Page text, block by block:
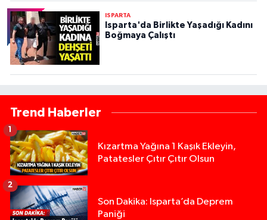
ISPARTA
Isparta'da Birlikte Yaşadığı Kadını
Boğmaya Çalıştı
Trend Haberler
Kızartma Yağına 1 Kaşık Ekleyin,
Patatesler Çıtır Çıtır Olsun
1
Son Dakika: Isparta’da Deprem
Paniği
2